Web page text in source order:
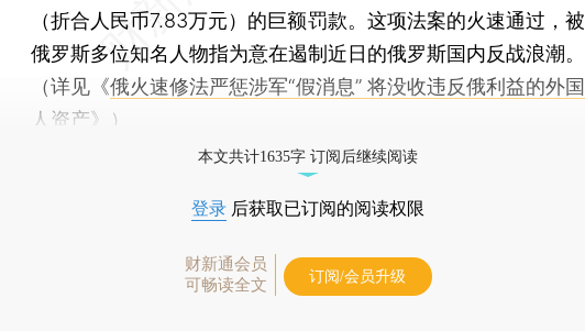
（折合人民币7.83万元）的巨额罚款。这项法案的火速通过，被
俄罗斯多位知名人物指为意在遏制近日的俄罗斯国内反战浪潮。
（详见《俄火速修法严惩涉军“假消息” 将没收违反俄利益的外国
人资产》）
本文共计1635字 订阅后继续阅读
登录 后获取已订阅的阅读权限
财新通会员
可畅读全文
订阅/会员升级